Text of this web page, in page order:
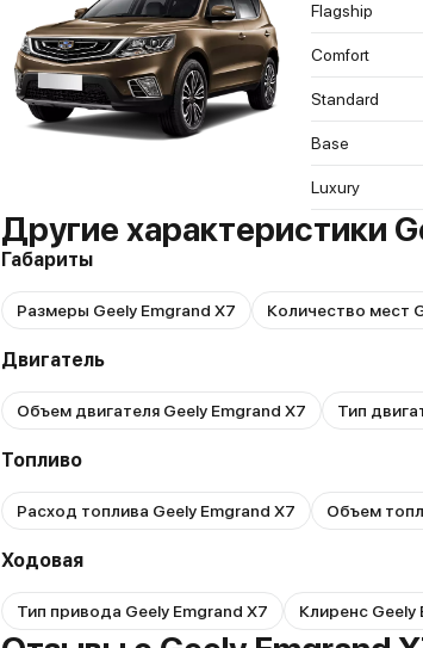
Flagship
Comfort
Standard
Base
Luxury
Другие характеристики
Габариты
Размеры Geely Emgrand X7 Количество мест
Двигатель
Объем двигателя Geely Emgrand X7 Тип
Топливо
Расход топлива Geely Emgrand X7 Объем
Ходовая
Тип привода Geely Emgrand X7 Клиренс Geely